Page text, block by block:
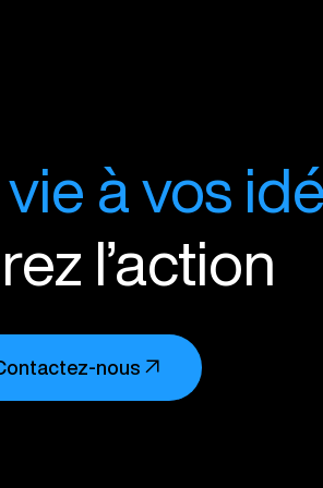
à vos
l’action
nous